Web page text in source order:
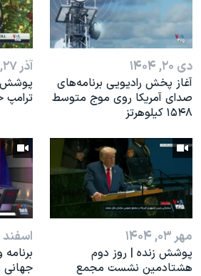
نرگس محمدی برنده جایزه نوبل صلح
صفحه‌های ویژه
سفر پرزیدنت ترامپ به چین
دی ۲۰, ۱۴۰۴
آغاز پخش رادیویی برنامه‌های
صدای آمریکا روی موج متوسط
۱۵۴۸ کیلوهرتز
آذر ۲۷, ۱۴۰۴
پوشش
ترامپ
مهر ۰۳, ۱۴۰۴
پوشش زنده | روز دوم
هشتادمین نشست مجمع
اسفند ۱۸, ۱۴۰۳